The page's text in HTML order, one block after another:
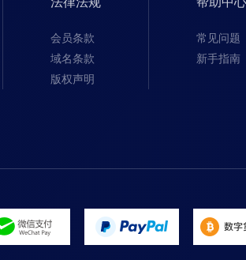
会员条款
域名条款
版权声明
常见问题
新手指南